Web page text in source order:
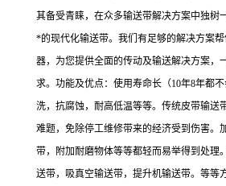
其备受青睐，在众多输送带解决方案中独树
*的现代化输送带。我们有足够的解决方案
器，为您提供全面的传动及输送解决方案，
求。功能及优点：使用寿命长（10年8年都
洗，抗腐蚀，耐高低温等等。传统皮带输送
难题，免除停工维修带来的经济受到伤害。
带，附加耐磨物体等等都轻而易举得到处理
送带，吸真空输送带，提升机输送带。等等